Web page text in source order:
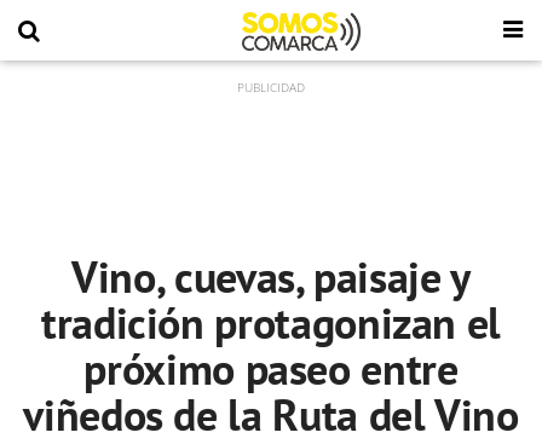
Vino, cuevas, paisaje y
tradición protagonizan el
próximo paseo entre
viñedos de la Ruta del Vino